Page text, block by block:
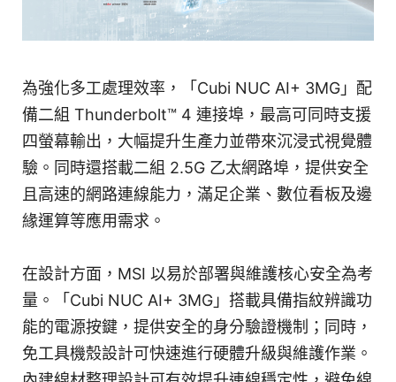
為強化多工處理效率，「Cubi NUC AI+ 3MG」配
備二組 Thunderbolt™ 4 連接埠，最高可同時支援
四螢幕輸出，大幅提升生產力並帶來沉浸式視覺體
驗。同時還搭載二組 2.5G 乙太網路埠，提供安全
且高速的網路連線能力，滿足企業、數位看板及邊
緣運算等應用需求。
在設計方面，MSI 以易於部署與維護核心安全為考
量。「Cubi NUC AI+ 3MG」搭載具備指紋辨識功
能的電源按鍵，提供安全的身分驗證機制；同時，
免工具機殼設計可快速進行硬體升級與維護作業。